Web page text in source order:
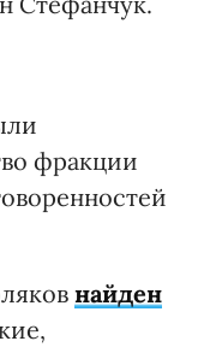
фракции
найден